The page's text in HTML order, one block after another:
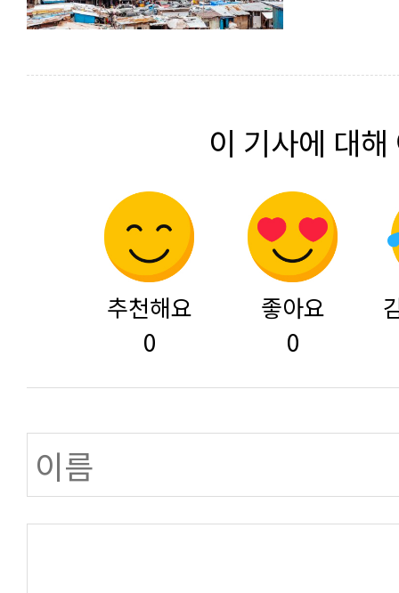
이 기사에 대
추천해요
0
좋아요
0